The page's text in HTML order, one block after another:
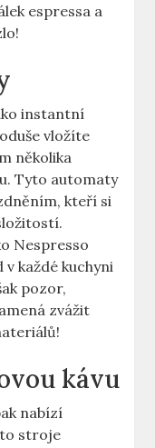
espressa a​
instantní‍
vložíte
⁣několika
Tyto automaty
​kteří si
Nespresso
každé‍ kuchyni
pozor,
zvážit⁣
kávu
nabízí
stroje​